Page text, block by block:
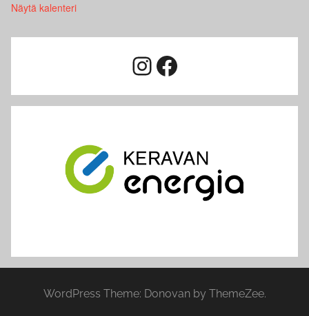
Näytä kalenteri
Instagram
Facebook
WordPress Theme: Donovan by ThemeZee.